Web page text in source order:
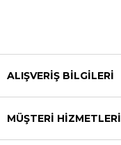
ALIŞVERİŞ BİLGİLERİ
MÜŞTERİ HİZMETLERİ